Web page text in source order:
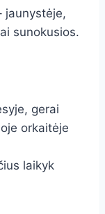
jaunystėje,
sunokusios.
gerai
orkaitėje
laikyk